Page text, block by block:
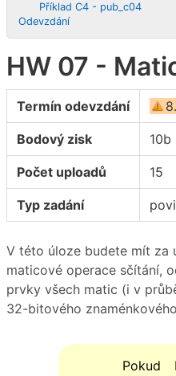
Příklad C4 - pub_c04
Odevzdání
HW 07 -
Termín odevzdání
Bodový zisk
Počet uploadů 15
Typ zadání
V této úloze budete mít za
maticové operace sčítání,
prvky všech matic (i v
32-bitového
Pokud